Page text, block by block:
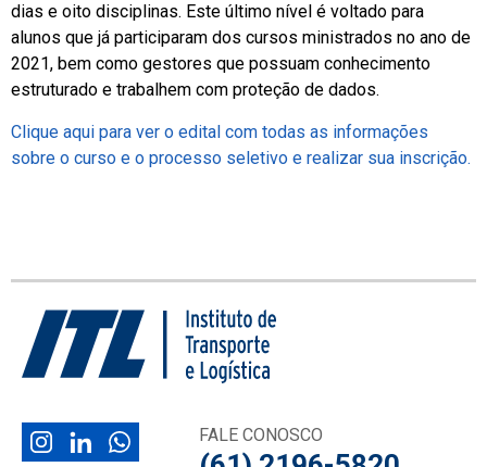
dias e oito disciplinas. Este último nível é voltado para
alunos que já participaram dos cursos ministrados no ano de
2021, bem como gestores que possuam conhecimento
estruturado e trabalhem com proteção de dados.
Clique aqui para ver o edital com todas as informações
sobre o curso e o processo seletivo e realizar sua inscrição.
FALE CONOSCO